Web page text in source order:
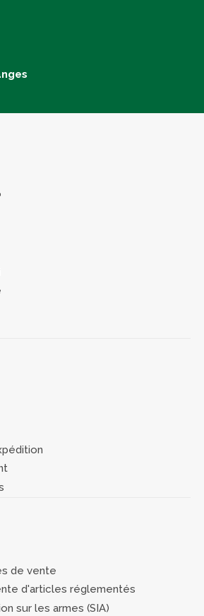
de vente
d'articles réglementés
sur les armes (SIA)